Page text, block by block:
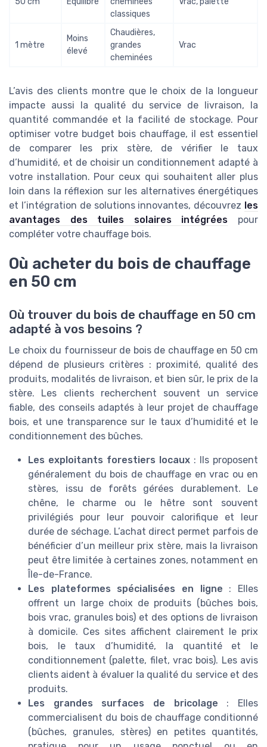
classiques
1 mètre
Moins
élevé
Chaudières,
grandes
cheminées
Vrac
L’avis des clients montre que le choix de la longueur
impacte aussi la qualité du service de livraison, la
quantité commandée et la facilité de stockage. Pour
optimiser votre budget bois chauffage, il est essentiel
de comparer les prix stère, de vérifier le taux
d’humidité, et de choisir un conditionnement adapté à
votre installation. Pour ceux qui souhaitent aller plus
loin dans la réflexion sur les alternatives énergétiques
et l’intégration de solutions innovantes, découvrez les
avantages des tuiles solaires intégrées pour
compléter votre chauffage bois.
Où acheter du bois de chauffage
en 50 cm
Où trouver du bois de chauffage en 50 cm
adapté à vos besoins ?
Le choix du fournisseur de bois de chauffage en 50 cm
dépend de plusieurs critères : proximité, qualité des
produits, modalités de livraison, et bien sûr, le prix de la
stère. Les clients recherchent souvent un service
fiable, des conseils adaptés à leur projet de chauffage
bois, et une transparence sur le taux d’humidité et le
conditionnement des bûches.
Les exploitants forestiers locaux : Ils proposent
généralement du bois de chauffage en vrac ou en
stères, issu de forêts gérées durablement. Le
chêne, le charme ou le hêtre sont souvent
privilégiés pour leur pouvoir calorifique et leur
durée de séchage. L’achat direct permet parfois de
bénéficier d’un meilleur prix stère, mais la livraison
peut être limitée à certaines zones, notamment en
Île-de-France.
Les plateformes spécialisées en ligne : Elles
offrent un large choix de produits (bûches bois,
bois vrac, granules bois) et des options de livraison
à domicile. Ces sites affichent clairement le prix
bois, le taux d’humidité, la quantité et le
conditionnement (palette, filet, vrac bois). Les avis
clients aident à évaluer la qualité du service et des
produits.
Les grandes surfaces de bricolage : Elles
commercialisent du bois de chauffage conditionné
(bûches, granules, stères) en petites quantités,